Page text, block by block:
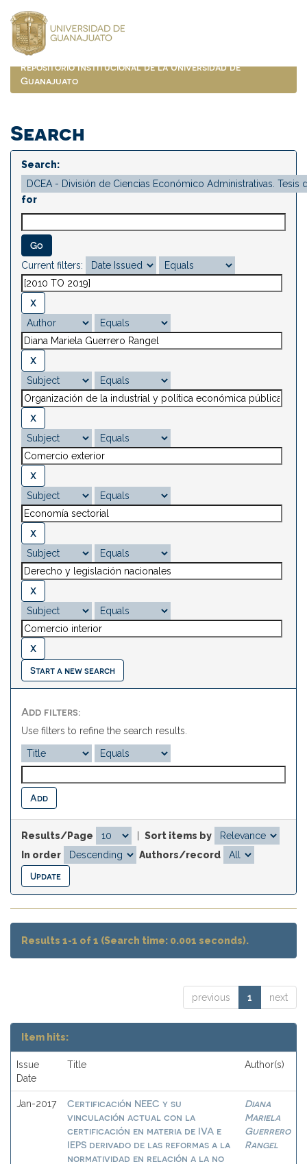
navigation
Repositorio Institucional de la Universidad de
Guanajuato
Search
Search:
for
Current filters:
Start a new search
Add filters:
Use filters to refine the search results.
Results/Page
Sort items by
In order
Authors/record
Results 1-1 of 1 (Search time: 0.001 seconds).
previous 1 next
Item hits:
Issue
Date
Title Author(s)
Jan-2017
Certificación NEEC y su
vinculación actual con la
certificación en materia de IVA e
IEPS derivado de las reformas a la
normatividad en relación a la no
Diana
Mariela
Guerrero
Rangel